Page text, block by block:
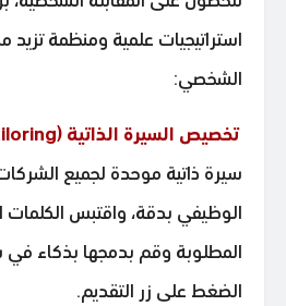
استراتيجيات علمية ومنظمة تزيد
الشخصي:
تخصيص السيرة الذاتية (Tailoring)
سيرة ذاتية موحدة لجميع
الوظيفي بدقة، واقتبس الكلمات
المطلوبة وقم بدمجها بذكاء في
الضغط على زر التقديم.